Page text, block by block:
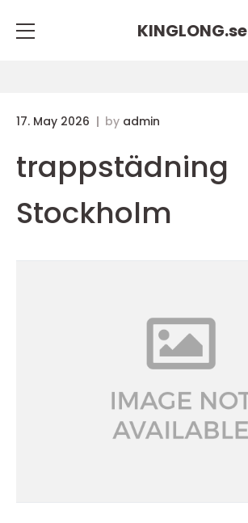
KINGLONG.se
17. May 2026 by admin
trappstädning
Stockholm